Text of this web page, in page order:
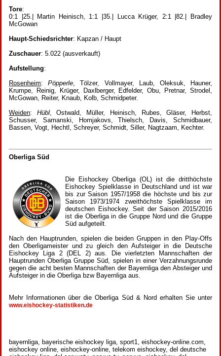
Tore:
0:1 |25.| Martin Heinisch, 1:1 |35.| Lucca Krüger, 2:1 |82.| Bradley
McGowan
Haupt-Schiedsrichter: Kapzan / Haupt
Zuschauer: 5.022 (ausverkauft)
Aufstellung:
Rosenheim:Pöpperle , Tölzer, Vollmayer, Laub, Oleksuk, Hauner,
Krumpe, Reinig, Krüger, Daxlberger, Edfelder, Obu, Pretnar, Strodel,
McGowan, Reiter, Knaub, Kolb, Schmidpeter.
Weiden: Hübl, Ostwald, Müller, Heinisch, Rubes, Gläser, Herbst,
Schusser, Samanski, Homjakovs, Thielsch, Davis, Schmidbauer,
Bassen, Vogt, Hechtl, Schreyer, Schmidt, Siller, Nagtzaam, Kechter.
Oberliga Süd
Die Eishockey Oberliga (OL) ist die dritthöchste
Eishockey Spielklasse in Deutschland und ist war
bis zur Saison 1957/1958 die höchste und bis zur
Saison 1973/1974 zweithöchste Spielklasse im
deutschen Eishockey. Seit der Saison 2015/2016
ist die Oberliga in die Gruppe Nord und die Gruppe
Süd aufgeteilt.
Nach den Hauptrunden, spielen die beiden Gruppen in den Play-Offs
den Oberligameister und zu gleich den Aufsteiger in die Deutsche
Eishockey Liga 2 (DEL 2) aus. Die vierletzten Mannschaften der
Hauptrunden Oberliga Gruppe Süd, spielen in einer Verzahnungsrunde
gegen die acht besten Mannschaften der Bayernliga den Absteiger und
Aufsteiger in die Oberliga bzw Bayernliga aus.
Mehr Informationen über die Oberliga Süd & Nord erhalten Sie unter
www.eishockey-statistiken.de
bayernliga, bayerische eishockey liga, sport1, eishockey-online.com,
eishockey online, eishockey-online, telekom eishockey, del deutsche